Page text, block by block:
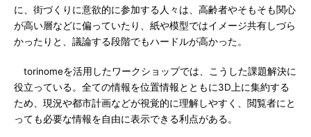
に、街づくりに意欲的に参加する人々は、高齢者やそもそも関心
が高い層などに偏っていたり、紙や模型ではイメージ共有しづら
かったりと、議論する段階でもハードルが高かった。
torinomeを活用したワークショップでは、こうした課題解決に
役立っている。全ての情報を位置情報とともに3D上に集約する
ため、現況や都市計画などが視覚的に理解しやすく、閲覧者にと
っても必要な情報を自由に表示できる利点がある。